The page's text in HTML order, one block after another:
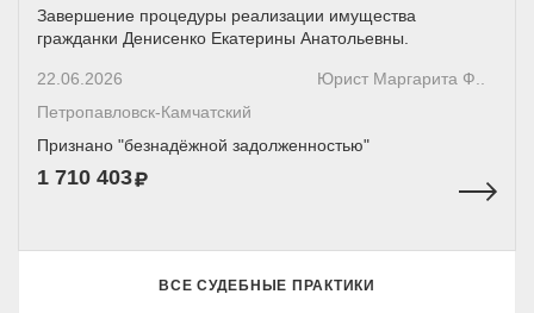
Завершение процедуры реализации имущества
гражданки Денисенко Екатерины Анатольевны.
22.06.2026
Юрист Маргарита Ф..
Петропавловск-Камчатский
Признано "безнадёжной задолженностью"
1 710 403
ВСЕ СУДЕБНЫЕ ПРАКТИКИ